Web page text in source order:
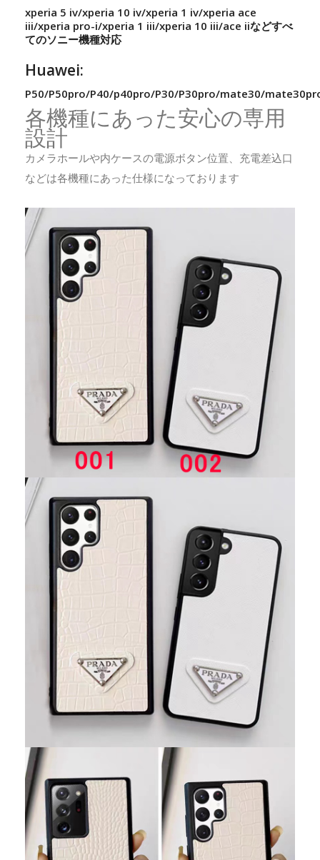
xperia 5 iv/xperia 10 iv/xperia 1 iv/xperia ace
iii/xperia pro-i/xperia 1 iii/xperia 10 iii/ace iiなどすべ
てのソニー機種対応
Huawei:
P50/P50pro/P40/p40pro/P30/P30pro/mate30/
各機種にあった安心の専用
設計
カメラホールや内ケースの電源ボタン位置、充電差込口
などは各機種にあった仕様になっております